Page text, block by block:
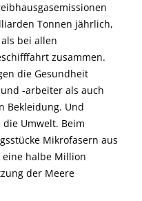
Tonnen jährlich,
bei allen
zusammen.
die Gesundheit
-arbeiter als auch
Bekleidung. Und
Umwelt. Beim
Mikrofasern aus
halbe Million
der Meere